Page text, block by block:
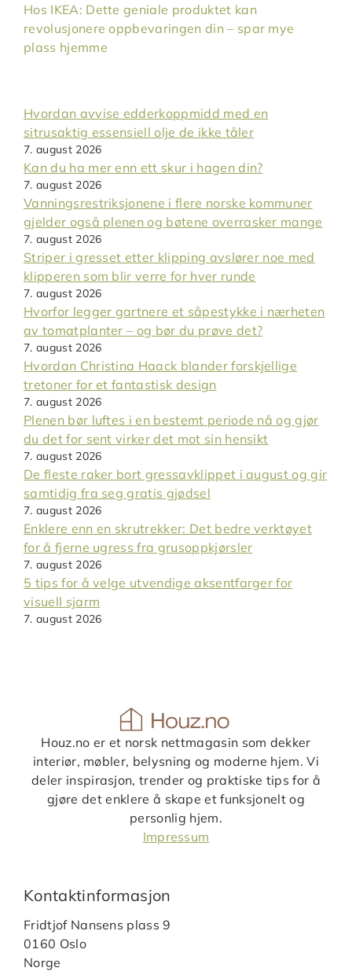
Hos IKEA: Dette geniale produktet kan
revolusjonere oppbevaringen din – spar mye
plass hjemme
Hvordan avvise edderkoppmidd med en
sitrusaktig essensiell olje de ikke tåler
7. august 2026
Kan du ha mer enn ett skur i hagen din?
7. august 2026
Vanningsrestriksjonene i flere norske kommuner
gjelder også plenen og bøtene overrasker mange
7. august 2026
Striper i gresset etter klipping avslører noe med
klipperen som blir verre for hver runde
7. august 2026
Hvorfor legger gartnere et såpestykke i nærheten
av tomatplanter – og bør du prøve det?
7. august 2026
Hvordan Christina Haack blander forskjellige
tretoner for et fantastisk design
7. august 2026
Plenen bør luftes i en bestemt periode nå og gjør
du det for sent virker det mot sin hensikt
7. august 2026
De fleste raker bort gressavklippet i august og gir
samtidig fra seg gratis gjødsel
7. august 2026
Enklere enn en skrutrekker: Det bedre verktøyet
for å fjerne ugress fra grusoppkjørsler
7. august 2026
5 tips for å velge utvendige aksentfarger for
visuell sjarm
7. august 2026
Houz.no er et norsk nettmagasin som dekker
interiør, møbler, belysning og moderne hjem. Vi
deler inspirasjon, trender og praktiske tips for å
gjøre det enklere å skape et funksjonelt og
personlig hjem.
Impressum
Kontaktinformasjon
Fridtjof Nansens plass 9
0160 Oslo
Norge